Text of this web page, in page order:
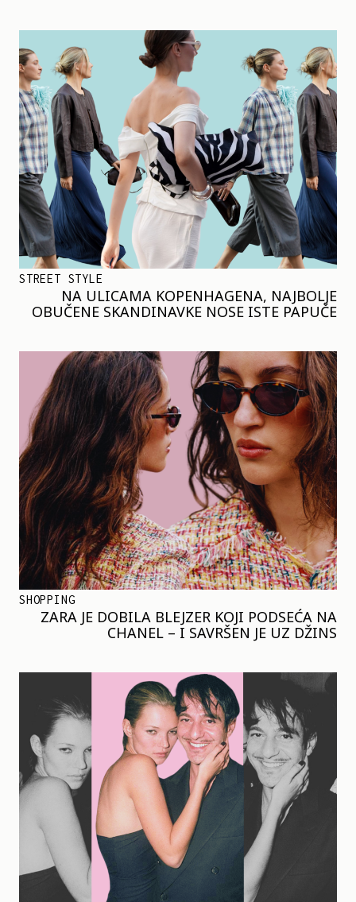
STREET STYLE
NA ULICAMA KOPENHAGENA, NAJBOLJE
OBUČENE SKANDINAVKE NOSE ISTE PAPUČE
SHOPPING
ZARA JE DOBILA BLEJZER KOJI PODSEĆA NA
CHANEL – I SAVRŠEN JE UZ DŽINS